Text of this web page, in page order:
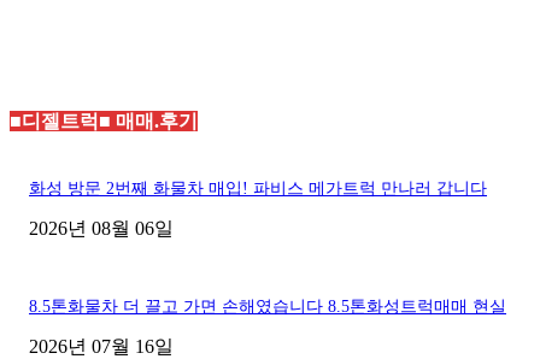
■디젤트럭■ 매매.후기
화성 방문 2번째 화물차 매입! 파비스 메가트럭 만나러 갑니다
2026년 08월 06일
8.5톤화물차 더 끌고 가면 손해였습니다 8.5톤화성트럭매매 현실
2026년 07월 16일